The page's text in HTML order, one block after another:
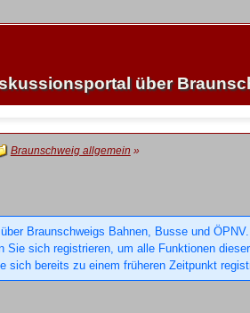
über
Braunschweig allgemein »
Braunschweigs Bahnen, Busse und
Sie sich registrieren, um alle Funktionen
sich bereits zu einem früheren Zeitpunkt